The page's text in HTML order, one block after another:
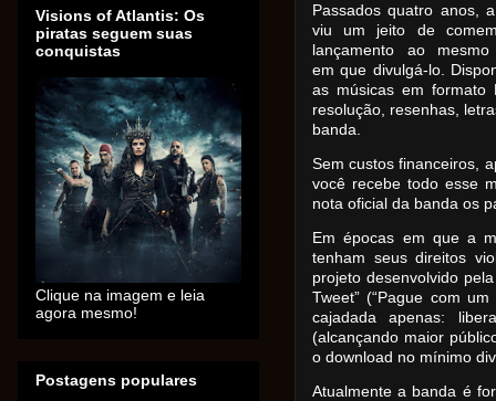
Passados quatro anos,
viu um jeito de
lançamento ao
em que divulgá-lo.
as músicas em formato
resolução, resenhas,
banda.
Sem custos financeiros,
você recebe todo esse
nota oficial da banda os
Em épocas em que a
tenham seus direitos
projeto desenvolvido
Tweet” (“Pague com
cajadada apenas:
(alcançando maior
o download no mínimo
Atualmente a banda é
Visions of Atlantis: Os
piratas seguem suas
conquistas
Clique na imagem e leia
agora mesmo!
Postagens populares